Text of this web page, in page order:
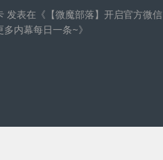
发表在《 【微魔部落】开启官方微信
多内幕每日一条~》